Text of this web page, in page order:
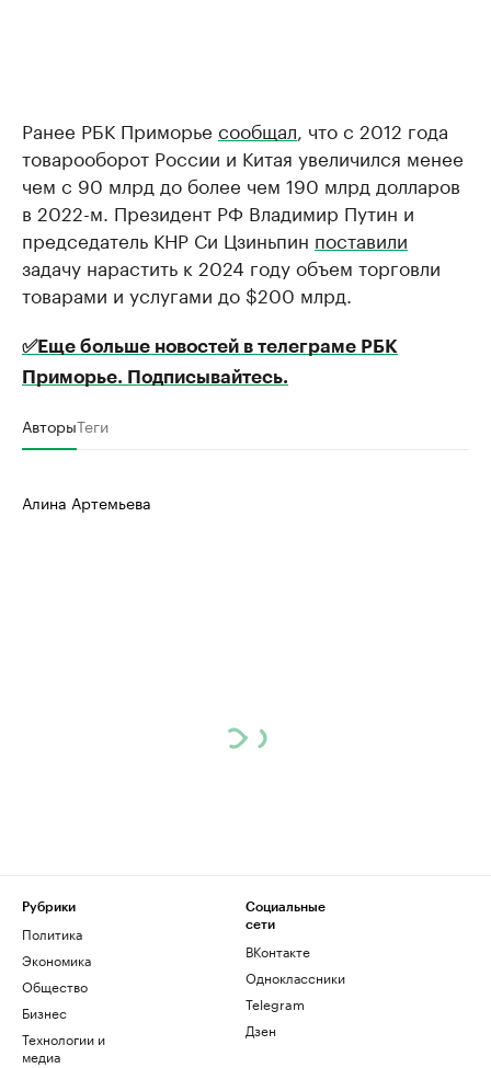
Ранее РБК Приморье сообщал , что с 2012 года
товарооборот России и Китая увеличился менее
чем с 90 млрд до более чем 190 млрд долларов
в 2022-м. Президент РФ Владимир Путин и
председатель КНР Си Цзиньпин поставили
задачу нарастить к 2024 году объем торговли
товарами и услугами до $200 млрд.
✅Еще больше новостей в телеграме РБК
Приморье. Подписывайтесь.
АвторыТеги
Алина Артемьева
Рубрики
Политика
Экономика
Общество
Бизнес
Технологии и
медиа
Социальные
сети
ВКонтакте
Одноклассники
Telegram
Дзен